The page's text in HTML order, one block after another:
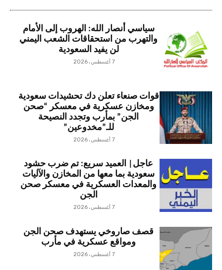
سياسي أنصار الله: الهروب إلى الأمام
والتهرب من استحقاقات الشعب اليمني
لن يفيد السعودية
7 أغسطس، 2026
قوات صنعاء تعلن دك تحشيدات سعودية
ومخازن عسكرية في معسكر “صحن
الجن” بمأرب وتجدد النصيحة
للـ”مخدوعين”
7 أغسطس، 2026
عاجل| العميد سريع: تم ضرب حشود
سعودية بما معها من المخازن والآليات
والمعدات العسكرية في معسكر صحن
الجن
7 أغسطس، 2026
قصف صاروخي يستهدف صحن الجن
ومواقع عسكرية في مأرب
7 أغسطس، 2026